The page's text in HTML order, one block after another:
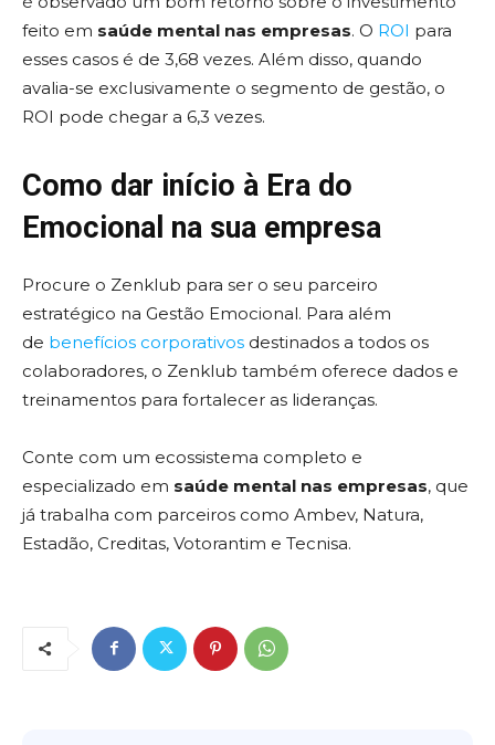
feito em saúde mental nas empresas. O ROI para
esses casos é de 3,68 vezes. Além disso, quando
avalia-se exclusivamente o segmento de gestão, o
ROI pode chegar a 6,3 vezes.
Como dar início à Era do
Emocional na sua empresa
Procure o Zenklub para ser o seu parceiro
estratégico na Gestão Emocional. Para além
de benefícios corporativos destinados a todos os
colaboradores, o Zenklub também oferece dados e
treinamentos para fortalecer as lideranças.
Conte com um ecossistema completo e
especializado em saúde mental nas empresas, que
já trabalha com parceiros como Ambev, Natura,
Estadão, Creditas, Votorantim e Tecnisa.